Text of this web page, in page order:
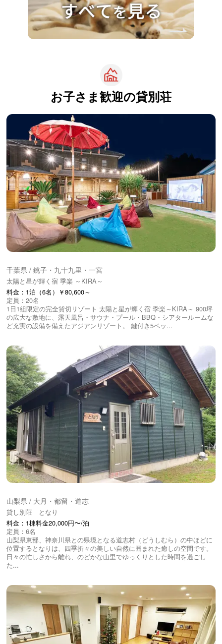
お子さま歓迎の貸別荘
千葉県 / 銚子・九十九里・一宮
太陽と星が輝く宿 季楽 ～KIRA～
料金：1泊（6名）￥80,600～
定員：20名
1日1組限定の完全貸切リゾート 太陽と星が輝く宿 季楽～KIRA～ 900坪
の広大な敷地に、露天風呂・サウナ・プール・BBQ・シアタールームな
ど充実の設備を備えたアジアンリゾート。 鍵付き5ベッ...
山梨県 / 大月・都留・道志
貸し別荘 となり
料金：1棟料金20,000円〜/泊
定員：6名
山梨県東部、神奈川県との県境となる道志村（どうしむら）の中ほどに
位置するとなりは、四季折々の美しい自然に囲まれた癒しの空間です。
日々の忙しさから離れ、のどかな山里でゆっくりとした時間を過ごし
た...